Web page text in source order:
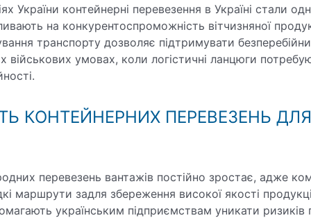
України контейнерні перевезення в Україні стали
на конкурентоспроможність вітчизняної
транспорту дозволяє підтримувати
військових умовах, коли логістичні ланцюги
КОНТЕЙНЕРНИХ ПЕРЕВЕЗЕНЬ
перевезень вантажів постійно зростає, адже
маршрути задля збереження високої якості
українським підприємствам уникати